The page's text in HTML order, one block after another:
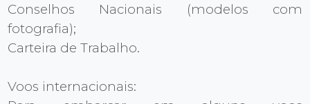
Conselhos Nacionais (modelos com
fotografia);
Carteira de Trabalho.
Voos internacionais: